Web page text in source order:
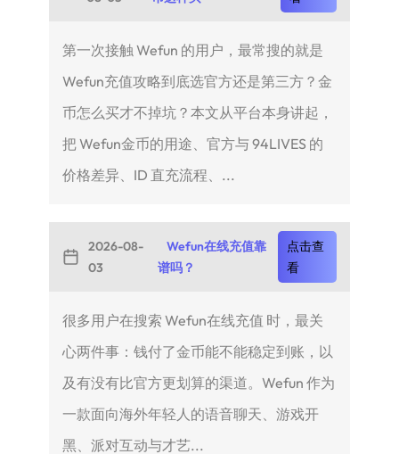
第一次接触 Wefun 的用户，最常搜的就是
Wefun充值攻略到底选官方还是第三方？金
币怎么买才不掉坑？本文从平台本身讲起，
把 Wefun金币的用途、官方与 94LIVES 的
价格差异、ID 直充流程、...
2026-08-
03
Wefun在线充值靠
谱吗？
点击查
看
很多用户在搜索 Wefun在线充值 时，最关
心两件事：钱付了金币能不能稳定到账，以
及有没有比官方更划算的渠道。Wefun 作为
一款面向海外年轻人的语音聊天、游戏开
黑、派对互动与才艺...